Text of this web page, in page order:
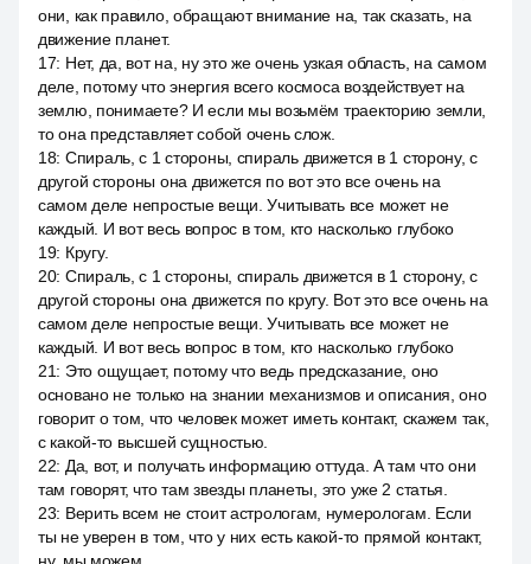
они, как правило, обращают внимание на, так сказать, на
движение планет.
17: Нет, да, вот на, ну это же очень узкая область, на самом
деле, потому что энергия всего космоса воздействует на
землю, понимаете? И если мы возьмём траекторию земли,
то она представляет собой очень слож.
18: Спираль, с 1 стороны, спираль движется в 1 сторону, с
другой стороны она движется по вот это все очень на
самом деле непростые вещи. Учитывать все может не
каждый. И вот весь вопрос в том, кто насколько глубоко
19: Кругу.
20: Спираль, с 1 стороны, спираль движется в 1 сторону, с
другой стороны она движется по кругу. Вот это все очень на
самом деле непростые вещи. Учитывать все может не
каждый. И вот весь вопрос в том, кто насколько глубоко
21: Это ощущает, потому что ведь предсказание, оно
основано не только на знании механизмов и описания, оно
говорит о том, что человек может иметь контакт, скажем так,
с какой-то высшей сущностью.
22: Да, вот, и получать информацию оттуда. А там что они
там говорят, что там звезды планеты, это уже 2 статья.
23: Верить всем не стоит астрологам, нумерологам. Если
ты не уверен в том, что у них есть какой-то прямой контакт,